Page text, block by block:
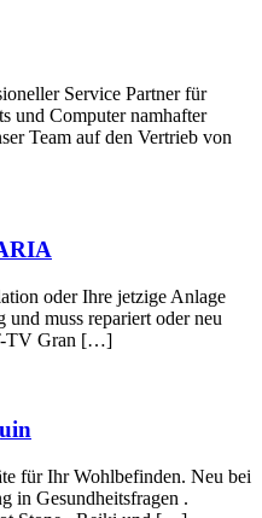
Service Partner für
und Computer namhafter
Team auf den Vertrieb von
oder Ihre jetzige Anlage
muss repariert oder neu
TV Gran […]
für Ihr Wohlbefinden. Neu bei
in Gesundheitsfragen .